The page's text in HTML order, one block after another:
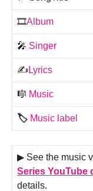
🎞️Album
🎤 Singer
✍️ Lyrics
🎼 Music
🏷️ Music label
▶ See the music
Series YouTube
details.